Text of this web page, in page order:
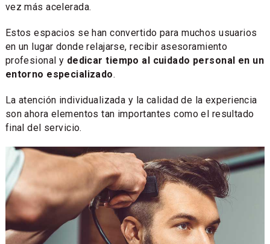
vez más acelerada.
Estos espacios se han convertido para muchos usuarios
en un lugar donde relajarse, recibir asesoramiento
profesional y dedicar tiempo al cuidado personal en un
entorno especializado.
La atención individualizada y la calidad de la experiencia
son ahora elementos tan importantes como el resultado
final del servicio.